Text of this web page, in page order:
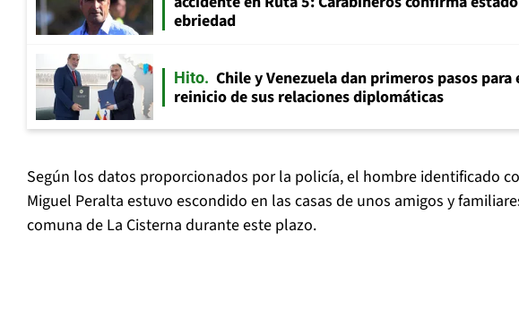
ebriedad
Hito
Chile y Venezuela dan primeros pasos para
reinicio de sus relaciones diplomáticas
Según los datos proporcionados por la policía, el hombre identificado
Miguel Peralta estuvo escondido en las casas de unos amigos y
comuna de La Cisterna durante este plazo.